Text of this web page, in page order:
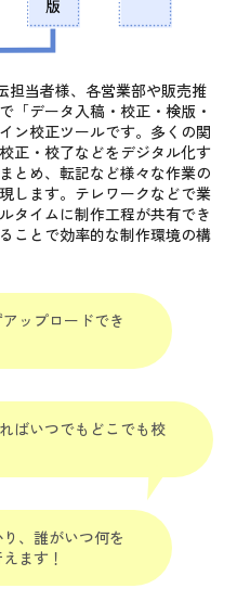
担当者様、各営業部や販売推
「データ入稿・校正・検版・
ン校正ツールです。 多くの関
正・校了などをデジタル化す
とめ、転記など様々な作業の
します。テレワークなどで業
タイムに制作工程が共有でき
ことで効率的な制作環境の構
ップロードでき
ばいつでもどこでも校
、 誰がいつ何を
ます！